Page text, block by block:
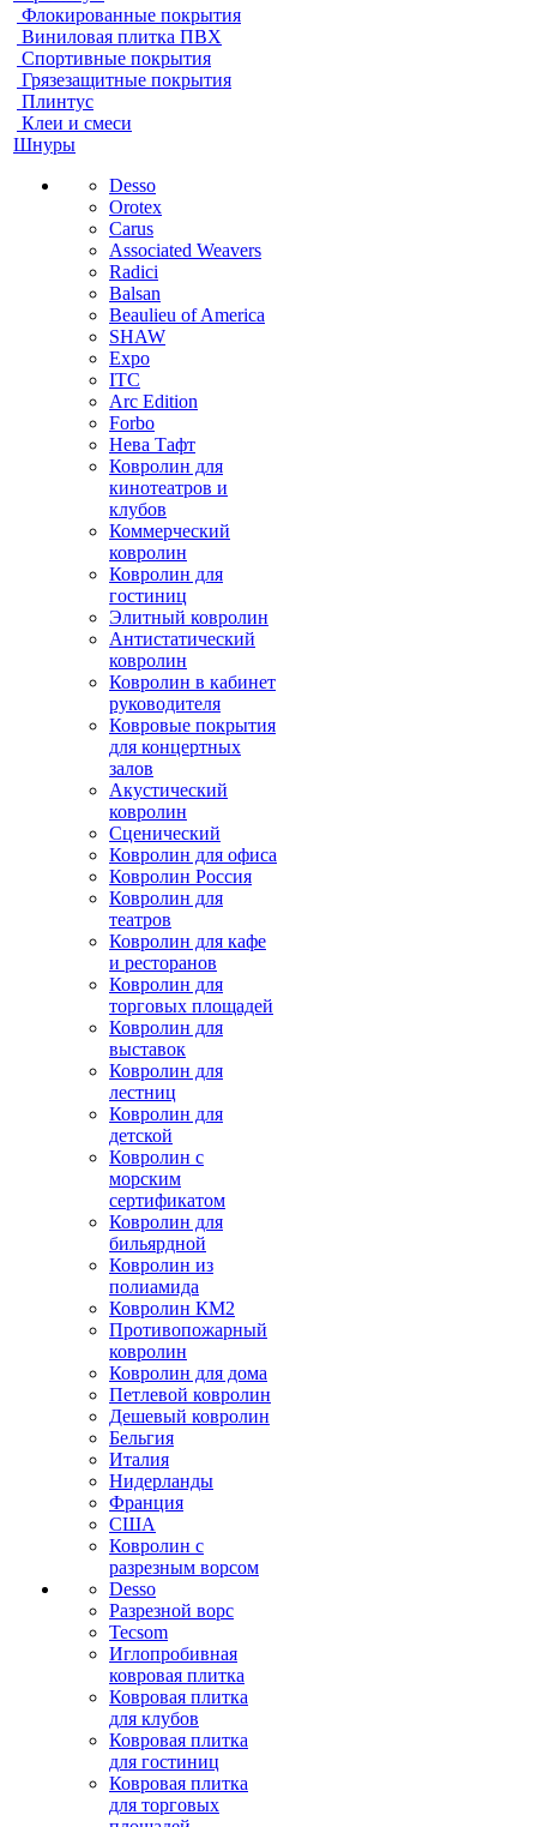
Флокированные покрытия
Виниловая плитка ПВХ
Спортивные покрытия
Грязезащитные покрытия
Плинтус
Клеи и смеси
Шнуры
Desso
Orotex
Carus
Associated Weavers
Radici
Balsan
Beaulieu of America
SHAW
Expo
ITC
Arc Edition
Forbo
Нева Тафт
Ковролин для
кинотеатров и
клубов
Коммерческий
ковролин
Ковролин для
гостиниц
Элитный ковролин
Антистатический
ковролин
Ковролин в кабинет
руководителя
Ковровые покрытия
для концертных
залов
Акустический
ковролин
Сценический
Ковролин для офиса
Ковролин Россия
Ковролин для
театров
Ковролин для кафе
и ресторанов
Ковролин для
торговых площадей
Ковролин для
выставок
Ковролин для
лестниц
Ковролин для
детской
Ковролин с
морским
сертификатом
Ковролин для
бильярдной
Ковролин из
полиамида
Ковролин КМ2
Противопожарный
ковролин
Ковролин для дома
Петлевой ковролин
Дешевый ковролин
Бельгия
Италия
Нидерланды
Франция
США
Ковролин с
разрезным ворсом
Desso
Разрезной ворс
Tecsom
Иглопробивная
ковровая плитка
Ковровая плитка
для клубов
Ковровая плитка
для гостиниц
Ковровая плитка
для торговых